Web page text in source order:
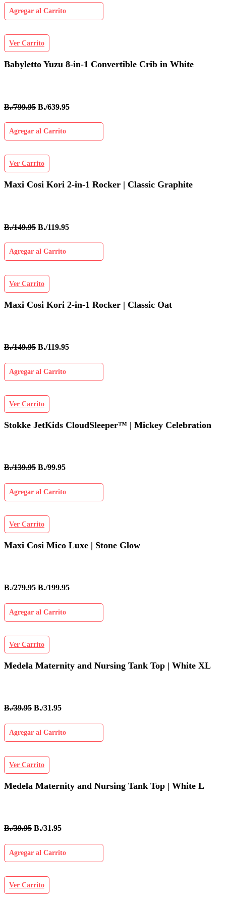
Agregar al Carrito
Ver Carrito
Babyletto Yuzu 8-in-1 Convertible Crib in White
B./799.95 B./639.95
Agregar al Carrito
Ver Carrito
Maxi Cosi Kori 2-in-1 Rocker | Classic Graphite
B./149.95 B./119.95
Agregar al Carrito
Ver Carrito
Maxi Cosi Kori 2-in-1 Rocker | Classic Oat
B./149.95 B./119.95
Agregar al Carrito
Ver Carrito
Stokke JetKids CloudSleeper™ | Mickey Celebration
B./139.95 B./99.95
Agregar al Carrito
Ver Carrito
Maxi Cosi Mico Luxe | Stone Glow
B./279.95 B./199.95
Agregar al Carrito
Ver Carrito
Medela Maternity and Nursing Tank Top | White XL
B./39.95 B./31.95
Agregar al Carrito
Ver Carrito
Medela Maternity and Nursing Tank Top | White L
B./39.95 B./31.95
Agregar al Carrito
Ver Carrito